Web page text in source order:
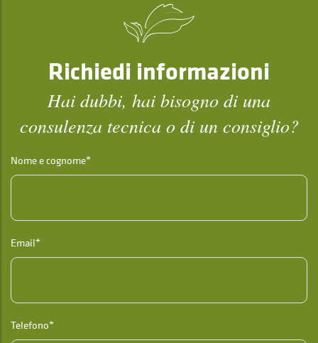
Richiedi informazioni
Hai dubbi, hai bisogno di una
consulenza tecnica o di un consiglio?
Nome e cognome*
Email*
Telefono*